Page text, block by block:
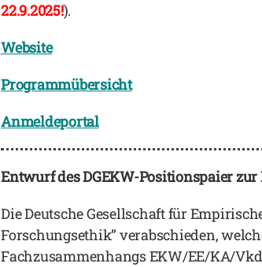
22.9.2025!).
Website
Programmübersicht
Anmeldeportal
Entwurf des DGEKW-Positionspaier
Die Deutsche Gesellschaft für
Forschungsethik” verabschieden,
Fachzusammenhangs EKW/EE/KA/